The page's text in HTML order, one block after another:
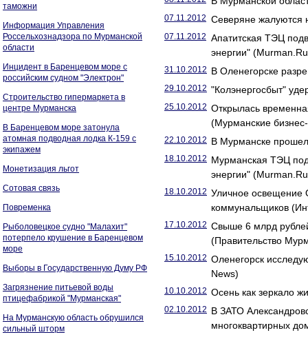
таможни
Информация Управления
Россельхознадзора по Мурманской
области
Инцидент в Баренцевом море с
российским судном "Электрон"
Строительство гипермаркета в
центре Мурманска
В Баренцевом море затонула
атомная подводная лодка К-159 с
экипажем
Монетизация льгот
Сотовая связь
Повременка
Рыболовецкое судно "Малахит"
потерпело крушение в Баренцевом
море
Выборы в Государственную Думу РФ
Загрязнение питьевой воды
птицефабрикой "Мурманская"
На Мурманскую область обрушился
сильный шторм
07.11.2012 Северяне жалуются
07.11.2012 Апатитская ТЭЦ
энергии"
31.10.2012 В Оленегорске
29.10.2012 "Колэнергосбыт"
25.10.2012 Открылась
(Мурманские
22.10.2012 В Мурманске
18.10.2012 Мурманская ТЭЦ
энергии"
18.10.2012 Уличное освещение
коммунальщиков
17.10.2012 Свыше 6 млрд
(Правительство
15.10.2012 Оленегорск
News)
10.10.2012 Осень как зеркало
02.10.2012 В ЗАТО
многоквартирных